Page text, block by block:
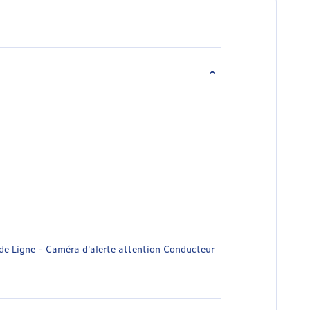
Ligne - Caméra d'alerte attention Conducteur